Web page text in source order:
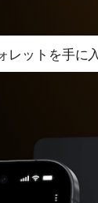
レットを手に